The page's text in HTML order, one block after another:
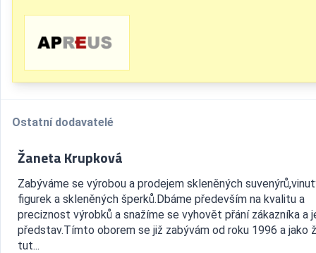
Ostatní dodavatelé
Žaneta Krupková
Zabýváme se výrobou a prodejem skleněných
figurek a skleněných šperků.Dbáme především na kvalitu a
preciznost výrobků a snažíme se vyhovět přání zákazníka a
představ.Tímto oborem se již zabývám od roku 1996 a jako
tut...